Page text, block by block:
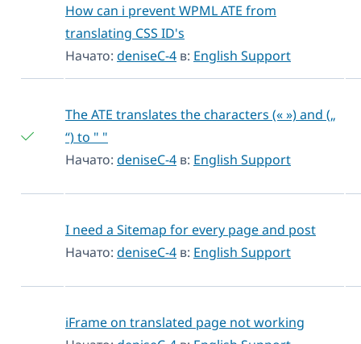
How can i prevent WPML ATE from
translating CSS ID's
Начато: deniseC-4 в: English Support
The ATE translates the characters (« ») and („
“) to " "
Начато: deniseC-4 в: English Support
I need a Sitemap for every page and post
Начато: deniseC-4 в: English Support
iFrame on translated page not working